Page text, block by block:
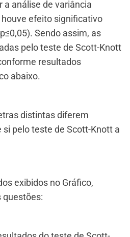
a análise de variância
efeito significativo
Sendo assim, as
pelo teste de Scott-Knott
resultados
abaixo.
distintas diferem
pelo teste de Scott-Knott a
exibidos no Gráfico,
questões: